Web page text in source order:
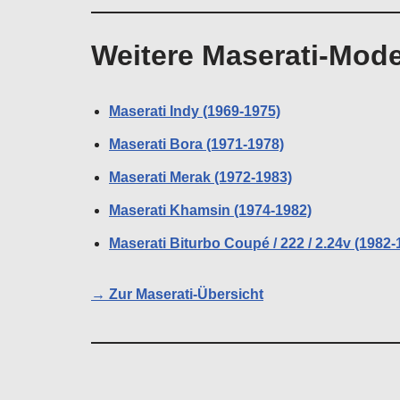
Weitere Maserati-
Maserati Indy (1969-1975)
Maserati Bora (1971-1978)
Maserati Merak (1972-1983)
Maserati Khamsin (1974-1982)
Maserati Biturbo Coupé / 222 / 2.24v (1982-
→ Zur Maserati-Übersicht